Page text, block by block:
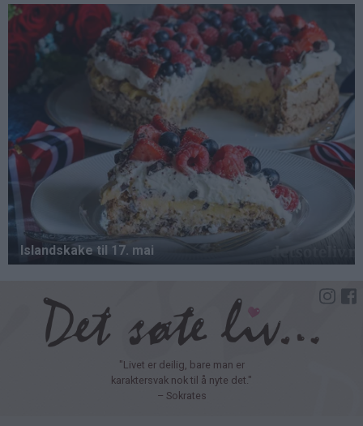
Hopp
hovedinnhold
"Livet er deilig, bare man er
karaktersvak nok til å nyte det."
– Sokrates